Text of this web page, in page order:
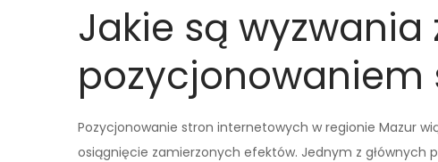
Jakie są wyzwania
pozycjonowaniem
Pozycjonowanie stron internetowych w regionie Mazur
osiągnięcie zamierzonych efektów. Jednym z głównych